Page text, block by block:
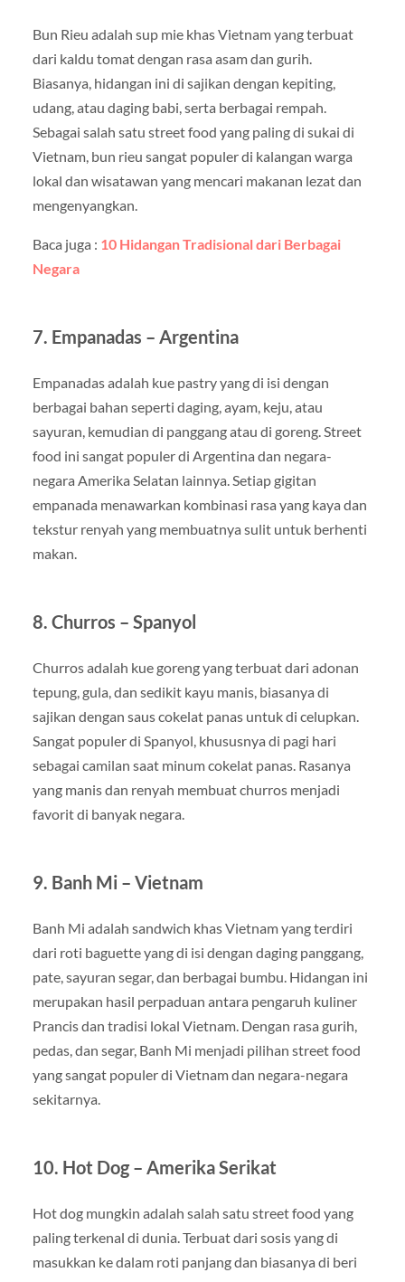
Bun Rieu adalah sup mie khas Vietnam yang terbuat
dari kaldu tomat dengan rasa asam dan gurih.
Biasanya, hidangan ini di sajikan dengan kepiting,
udang, atau daging babi, serta berbagai rempah.
Sebagai salah satu street food yang paling di sukai di
Vietnam, bun rieu sangat populer di kalangan warga
lokal dan wisatawan yang mencari makanan lezat dan
mengenyangkan.
Baca juga : 10 Hidangan Tradisional dari Berbagai
Negara
7. Empanadas – Argentina
Empanadas adalah kue pastry yang di isi dengan
berbagai bahan seperti daging, ayam, keju, atau
sayuran, kemudian di panggang atau di goreng. Street
food ini sangat populer di Argentina dan negara-
negara Amerika Selatan lainnya. Setiap gigitan
empanada menawarkan kombinasi rasa yang kaya dan
tekstur renyah yang membuatnya sulit untuk berhenti
makan.
8. Churros – Spanyol
Churros adalah kue goreng yang terbuat dari adonan
tepung, gula, dan sedikit kayu manis, biasanya di
sajikan dengan saus cokelat panas untuk di celupkan.
Sangat populer di Spanyol, khususnya di pagi hari
sebagai camilan saat minum cokelat panas. Rasanya
yang manis dan renyah membuat churros menjadi
favorit di banyak negara.
9. Banh Mi – Vietnam
Banh Mi adalah sandwich khas Vietnam yang terdiri
dari roti baguette yang di isi dengan daging panggang,
pate, sayuran segar, dan berbagai bumbu. Hidangan ini
merupakan hasil perpaduan antara pengaruh kuliner
Prancis dan tradisi lokal Vietnam. Dengan rasa gurih,
pedas, dan segar, Banh Mi menjadi pilihan street food
yang sangat populer di Vietnam dan negara-negara
sekitarnya.
10. Hot Dog – Amerika Serikat
Hot dog mungkin adalah salah satu street food yang
paling terkenal di dunia. Terbuat dari sosis yang di
masukkan ke dalam roti panjang dan biasanya di beri